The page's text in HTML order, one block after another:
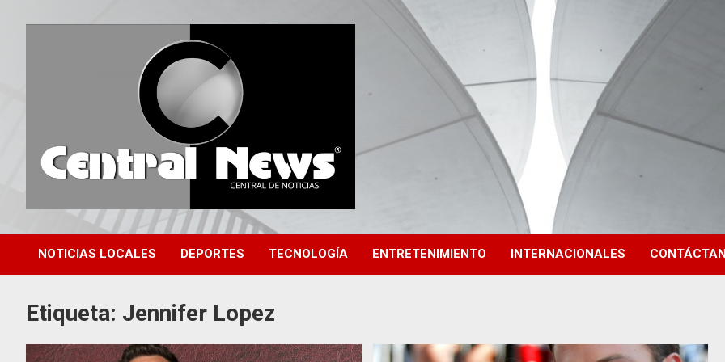
Central News HN
Central de Noticias
NOTICIAS LOCALES DEPORTES TECNOLOGÍA ENTRETENIMIENTO INTERNACIONALES
Etiqueta: Jennifer Lopez